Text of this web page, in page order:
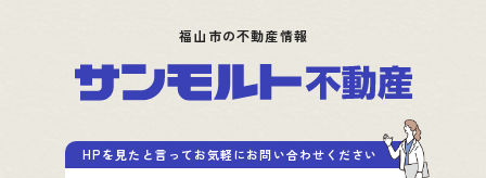
福山市の不動産情報
HPを見たと言ってお気軽にお問い合わせください